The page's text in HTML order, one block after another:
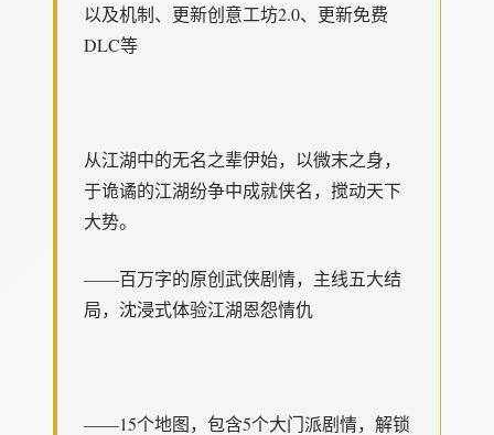
以及机制、更新创意工坊2.0、更新免费
DLC等
从江湖中的无名之辈伊始，以微末之身，
于诡谲的江湖纷争中成就侠名，搅动天下
大势。
——百万字的原创武侠剧情，主线五大结
局，沈浸式体验江湖恩怨情仇
——15个地图，包含5个大门派剧情，解锁